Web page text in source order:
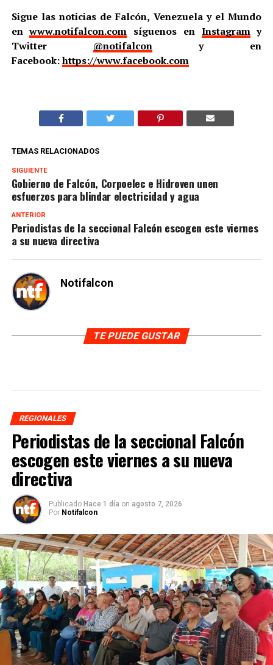
Sigue las noticias de Falcón, Venezuela y el Mundo
enwww.notifalcon.com síguenos en Instagramy
Twitter @notifalcony en
Facebook:https://www.facebook.com
TEMAS RELACIONADOS
SIGUIENTE
Gobierno de Falcón, Corpoelec e Hidroven unen
esfuerzos para blindar electricidad y agua
ANTERIOR
Periodistas de la seccional Falcón escogen este viernes
a su nueva directiva
Notifalcon
TE PUEDE GUSTAR
REGIONALES
Periodistas de la seccional Falcón
escogen este viernes a su nueva
directiva
Publicado Hace 1 día on agosto 7, 2026
Por Notifalcon